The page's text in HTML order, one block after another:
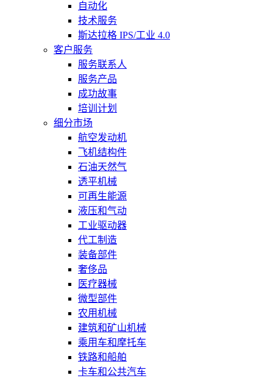
自动化
技术服务
斯达拉格 IPS/工业 4.0
客户服务
服务联系人
服务产品
成功故事
培训计划
细分市场
航空发动机
飞机结构件
石油天然气
透平机械
可再生能源
液压和气动
工业驱动器
代工制造
装备部件
奢侈品
医疗器械
微型部件
农用机械
建筑和矿山机械
乘用车和摩托车
铁路和船舶
卡车和公共汽车